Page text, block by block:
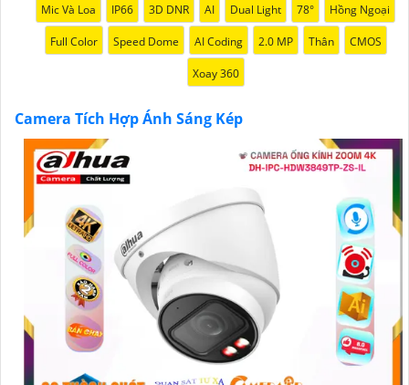
Mic Và Loa IP66 3D DNR AI Dual Light 78° Hồng Ngoại
Full Color Speed Dome AI Coding 2.0 MP Thân CMOS
Xoay 360
Camera Tích Hợp Ánh Sáng Kép